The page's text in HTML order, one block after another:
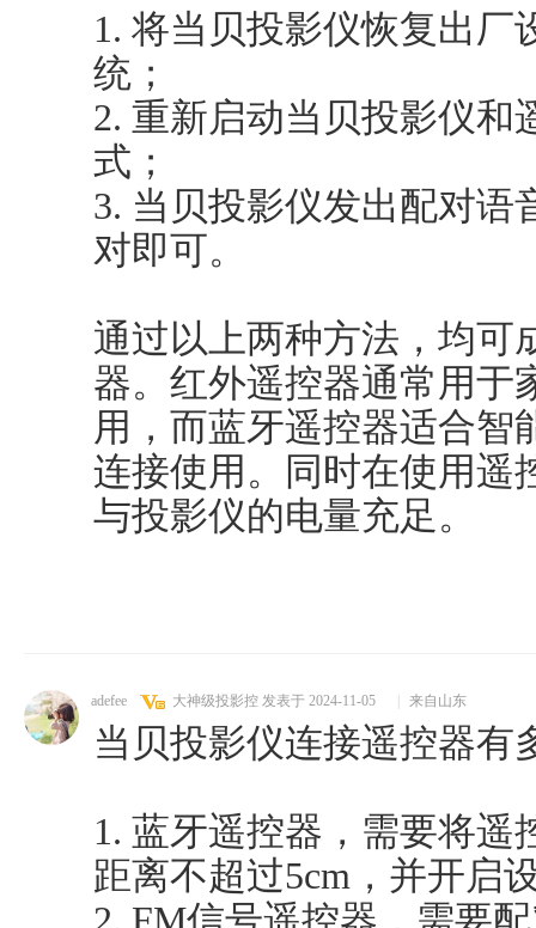
1. 将当贝投影仪恢复出厂
统；
2. 重新启动当贝投影仪和
式；
3. 当贝投影仪发出配对语
对即可。
通过以上两种方法，均可
器。红外遥控器通常用于
用，而蓝牙遥控器适合智
连接使用。同时在使用遥
与投影仪的电量充足。
adefee 大神级投影控 发表于 2024-11-05 来自山东
当贝投影仪连接遥控器有
1. 蓝牙遥控器，需要将遥
距离不超过5cm，并开启